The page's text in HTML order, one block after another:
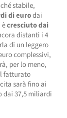
stabile,
di eurodai
cresciuto dai
distanti i 4
di un leggero
complessivi,
per lo meno,
fatturato
sarà fino ai
37,5 miliardi